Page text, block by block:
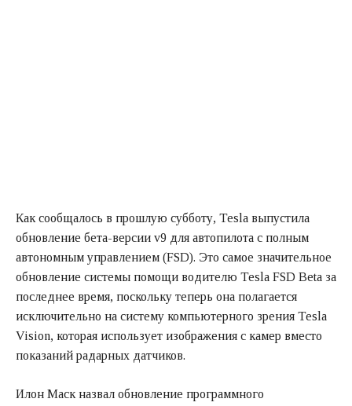
Как сообщалось в прошлую субботу, Tesla выпустила
обновление бета-версии v9 для автопилота с полным
автономным управлением (FSD). Это самое значительное
обновление системы помощи водителю Tesla FSD Beta за
последнее время, поскольку теперь она полагается
исключительно на систему компьютерного зрения Tesla
Vision, которая использует изображения с камер вместо
показаний радарных датчиков.
Илон Маск назвал обновление программного